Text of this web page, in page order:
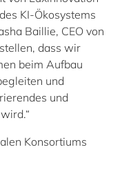
KI-Ökosystems
Baillie, CEO von
dass wir
beim Aufbau
und
und
Konsortiums